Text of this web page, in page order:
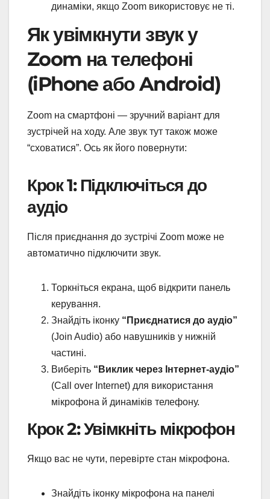
динаміки, якщо Zoom використовує не ті.
Як увімкнути звук у
Zoom на телефоні
(iPhone або Android)
Zoom на смартфоні — зручний варіант для
зустрічей на ходу. Але звук тут також може
“сховатися”. Ось як його повернути:
Крок 1: Підключіться до
аудіо
Після приєднання до зустрічі Zoom може не
автоматично підключити звук.
Торкніться екрана, щоб відкрити панель
керування.
Знайдіть іконку “Приєднатися до аудіо”
(Join Audio) або навушників у нижній
частині.
Виберіть “Виклик через Інтернет-аудіо”
(Call over Internet) для використання
мікрофона й динаміків телефону.
Крок 2: Увімкніть мікрофон
Якщо вас не чути, перевірте стан мікрофона.
Знайдіть іконку мікрофона на панелі